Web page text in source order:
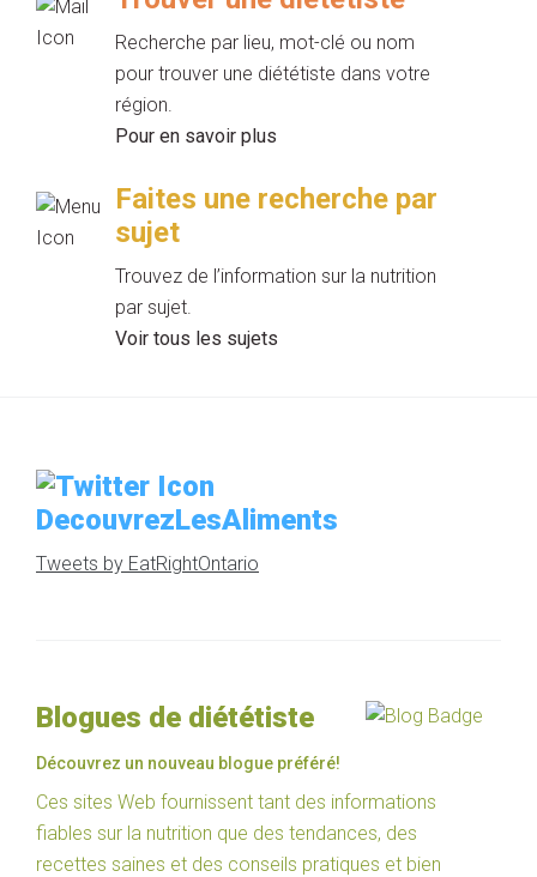
Recherche par lieu, mot-clé ou nom
pour trouver une diététiste dans votre
région.
Pour en savoir plus
Faites une recherche par
sujet
Trouvez de l’information sur la nutrition
par sujet.
Voir tous les sujets
DecouvrezLesAliments
Tweets by EatRightOntario
Blogues de diététiste
Découvrez un nouveau blogue préféré!
Ces sites Web fournissent tant des informations
fiables sur la nutrition que des tendances, des
recettes saines et des conseils pratiques et bien